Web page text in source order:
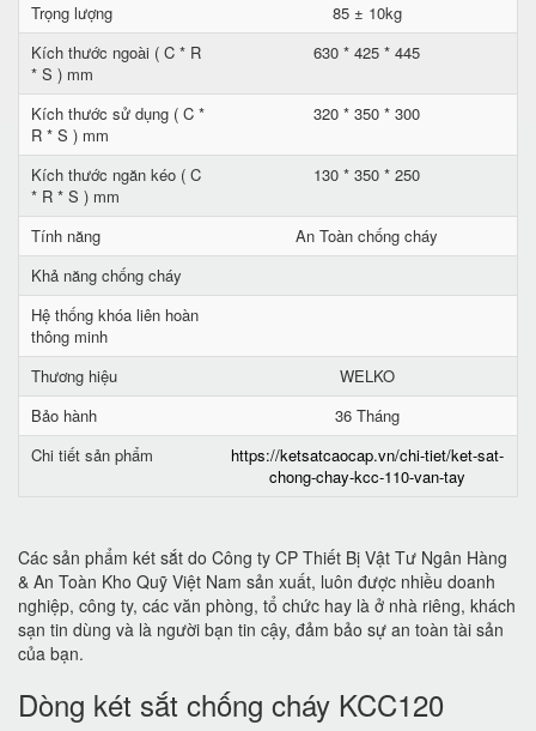
Trọng lượng
85 ± 10kg
Kích thước ngoài ( C * R
* S ) mm
630 * 425 * 445
Kích thước sử dụng ( C *
R * S ) mm
320 * 350 * 300
Kích thước ngăn kéo ( C
* R * S ) mm
130 * 350 * 250
Tính năng
An Toàn chống cháy
Khả năng chống cháy
Hệ thống khóa liên hoàn
thông minh
Thương hiệu
WELKO
Bảo hành
36 Tháng
Chi tiết sản phẩm
https://ketsatcaocap.vn/chi-tiet/ket-sat-
chong-chay-kcc-110-van-tay
Các sản phẩm két sắt do Công ty CP Thiết Bị Vật Tư Ngân Hàng
& An Toàn Kho Quỹ Việt Nam sản xuất, luôn được nhiều doanh
nghiệp, công ty, các văn phòng, tổ chức hay là ở nhà riêng, khách
sạn tin dùng và là người bạn tin cậy, đảm bảo sự an toàn tài sản
của bạn.
Dòng két sắt chống cháy KCC120